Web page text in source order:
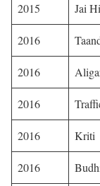
2015 Jai
2016
2016
2016
2016 Kriti
2016